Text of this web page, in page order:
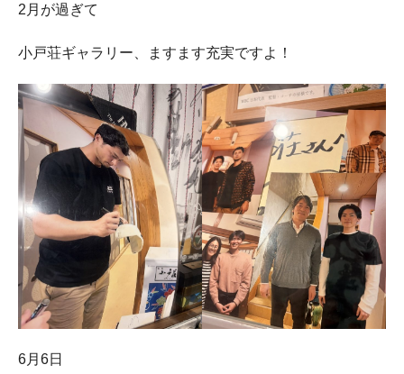
2月が過ぎて
小戸荘ギャラリー、ますます充実ですよ！
6月6日